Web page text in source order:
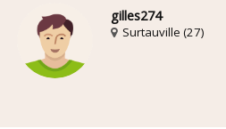
gilles274
Surtauville (27)